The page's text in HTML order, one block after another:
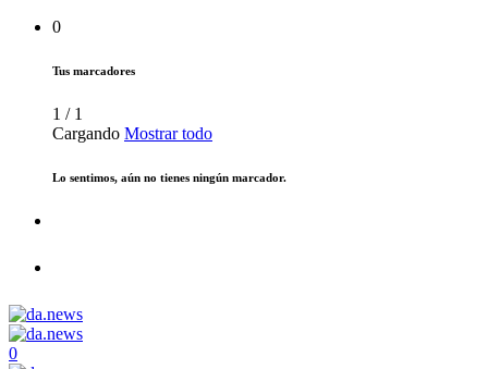
0
Tus marcadores
1 / 1
Cargando Mostrar todo
Lo sentimos, aún no tienes ningún marcador.
0